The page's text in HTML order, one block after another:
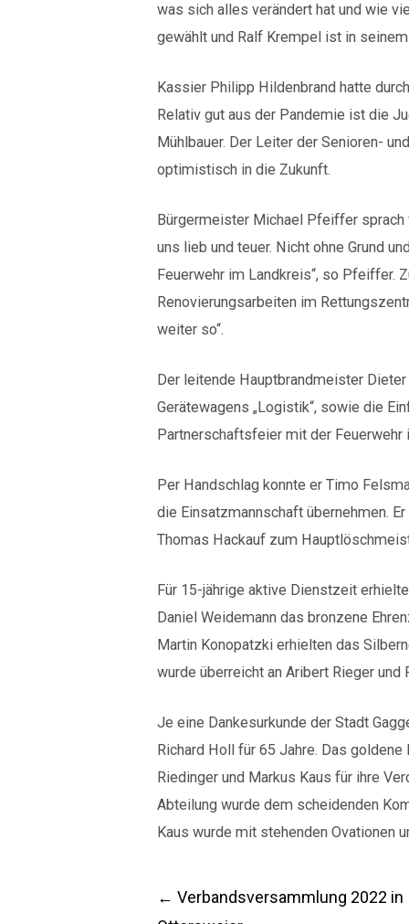
was sich alles verändert hat und wie
gewählt und Ralf Krempel ist in
Kassier Philipp Hildenbrand hatte
Relativ gut aus der Pandemie ist die
Mühlbauer. Der Leiter der Senioren-
optimistisch in die Zukunft.
Bürgermeister Michael Pfeiffer sprach
uns lieb und teuer. Nicht ohne Grund
Feuerwehr im Landkreis“, so Pfeiffer.
Renovierungsarbeiten im
weiter so“.
Der leitende Hauptbrandmeister
Gerätewagens „Logistik“, sowie die
Partnerschaftsfeier mit der Feuerwehr
Per Handschlag konnte er Timo
die Einsatzmannschaft übernehmen.
Thomas Hackauf zum
Für 15-jährige aktive Dienstzeit
Daniel Weidemann das bronzene
Martin Konopatzki erhielten das
wurde überreicht an Aribert Rieger und
Je eine Dankesurkunde der Stadt
Richard Holl für 65 Jahre. Das
Riedinger und Markus Kaus für ihre
Abteilung wurde dem scheidenden
Kaus wurde mit stehenden Ovationen
Post
← Verbandsversammlung 2022 in